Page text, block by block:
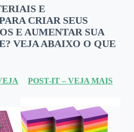
E
CRIAR SEUS
E AUMENTAR SUA
VEJA ABAIXO O QUE
POST-IT – VEJA MAIS